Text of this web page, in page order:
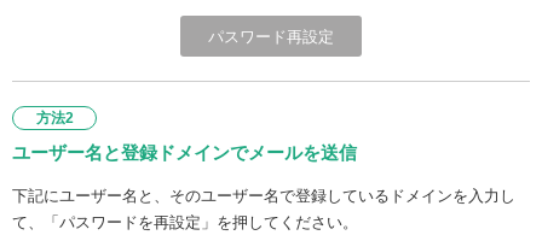
方法2
ユーザー名と登録ドメインでメールを送信
下記にユーザー名と、そのユーザー名で登録しているドメインを入力し
て、「パスワードを再設定」を押してください。